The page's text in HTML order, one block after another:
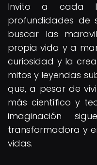
Invito a cada
profundidades de
buscar las
propia vida y a
curiosidad y la
mitos y leyendas
que, a pesar de
más científico y
imaginación
transformadora y
vidas.